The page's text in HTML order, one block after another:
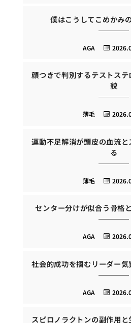
僕はこうしてこめかみ
AGA
顔つきで判別するテストス
貌
薄毛
運動不足解消が頭皮の血流
る
薄毛
センター分けが似合う骨格
AGA
社会的成功を掴むリーダー
AGA
スピロノラクトンの副作用